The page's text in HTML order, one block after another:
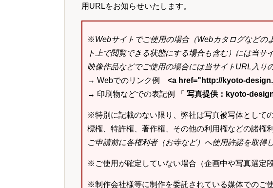
用URLをお知らせいたします。
※Webサイトでご使用の場合（Webカタログなどの
ト上で閲覧できる状態にする場合も含む）には当
映像作品などでご使用の場合には当サイトURL入り
→ Webでのリンク例 <a href="http://kyoto-
→ 印刷物などでの表記例 「 写真提供：kyoto-
※特別に記載のない限り、弊社は写真被写体として
標権、特許権、著作権、その他の利用権などの諸権
ご申請前に各権利者（お寺など）へ使用許諾を取得
※ご使用が確定していない場合（企画中や写真選定
※制作会社様等に制作を委託されている媒体でのご使